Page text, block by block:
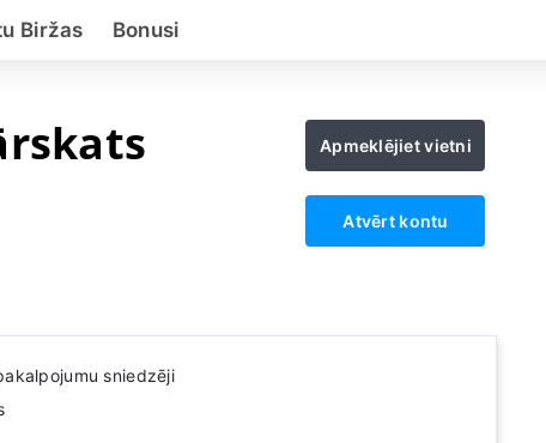
Biržas Bonusi
Apmeklējiet vietni
Atvērt kontu
sniedzēji